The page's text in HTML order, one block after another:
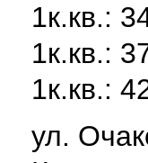
1к.кв.:
1к.кв.:
1к.кв.:
ул.